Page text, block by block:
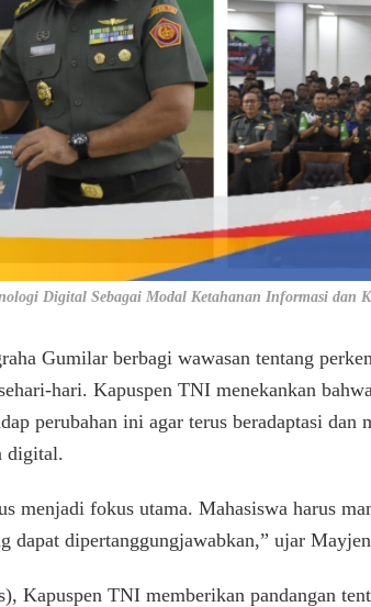
Digital Sebagai Modal Ketahanan Informasi dan
Gumilar berbagi wawasan tentang
hari. Kapuspen TNI menekankan
perubahan ini agar terus beradaptasi
digital.
menjadi fokus utama. Mahasiswa harus
dapat dipertanggungjawabkan,” ujar
Kapuspen TNI memberikan pandangan